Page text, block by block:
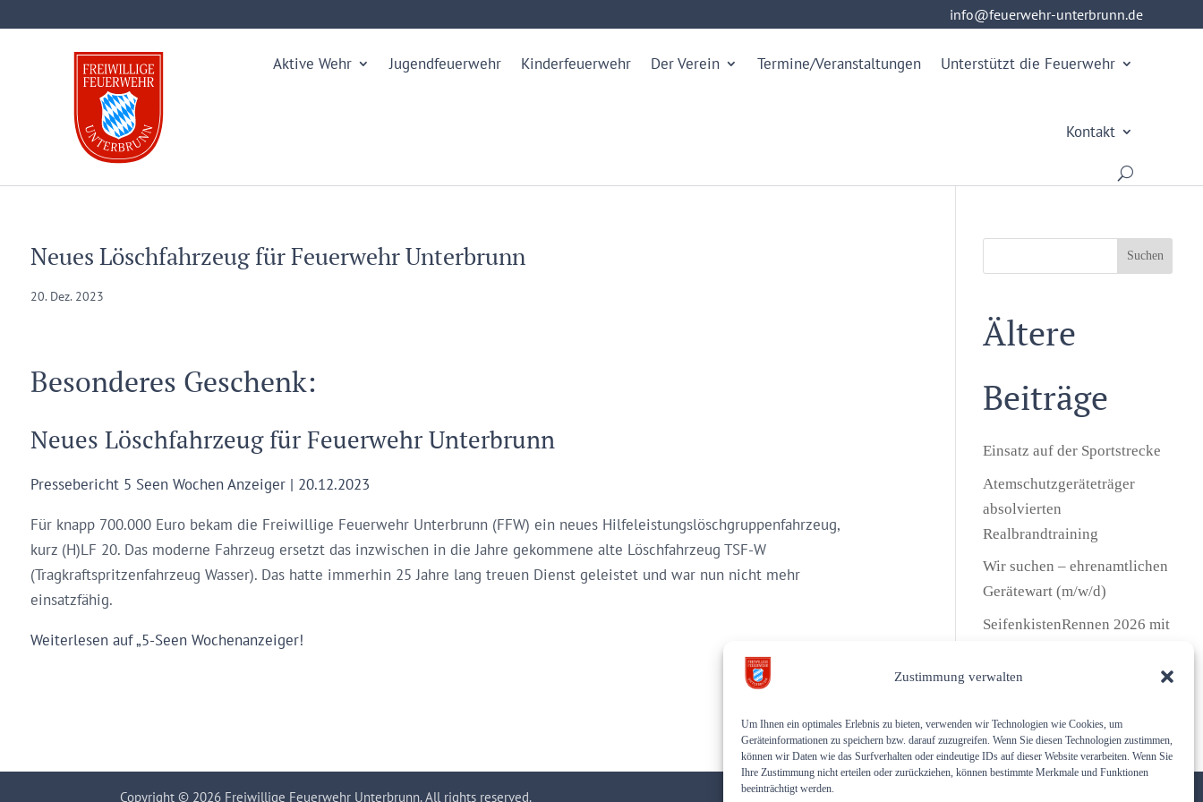
Zustimmung verwalten
Um Ihnen ein optimales Erlebnis zu bieten, verwenden wir Technologien wie Cookies, um
Geräteinformationen zu speichern bzw. darauf zuzugreifen. Wenn Sie diesen Technologien zustimmen,
können wir Daten wie das Surfverhalten oder eindeutige IDs auf dieser Website verarbeiten. Wenn Sie
Ihre Zustimmung nicht erteilen oder zurückziehen, können bestimmte Merkmale und Funktionen
beeinträchtigt werden.
info@feuerwehr-unterbrunn.de
info@feuerwehr-unterbrunn.de
Aktive Wehr Jugendfeuerwehr Kinderfeuerwehr Der Verein Termine/Veranstaltungen Unterstützt die Feuerwehr
Kontakt
Neues Löschfahrzeug für Feuerwehr Unterbrunn
20. Dez. 2023
Besonderes Geschenk:
Neues Löschfahrzeug für Feuerwehr Unterbrunn
Pressebericht 5 Seen Wochen Anzeiger | 20.12.2023
Für knapp 700.000 Euro bekam die Freiwillige Feuerwehr Unterbrunn (FFW) ein neues Hilfeleistungslöschgruppenfahrzeug,
kurz (H)LF 20. Das moderne Fahrzeug ersetzt das inzwischen in die Jahre gekommene alte Löschfahrzeug TSF-W
(Tragkraftspritzenfahrzeug Wasser). Das hatte immerhin 25 Jahre lang treuen Dienst geleistet und war nun nicht mehr
einsatzfähig.
Weiterlesen auf „5-Seen Wochenanzeiger!
Suchen
Ältere
Beiträge
Einsatz auf der Sportstrecke
Atemschutzgeräteträger
absolvierten
Realbrandtraining
Wir suchen – ehrenamtlichen
Gerätewart (m/w/d)
SeifenkistenRennen 2026 mit
Freiwillige Feuerwehr
Copyright © 2026 Freiwillige Feuerwehr Unterbrunn. All rights reserved.